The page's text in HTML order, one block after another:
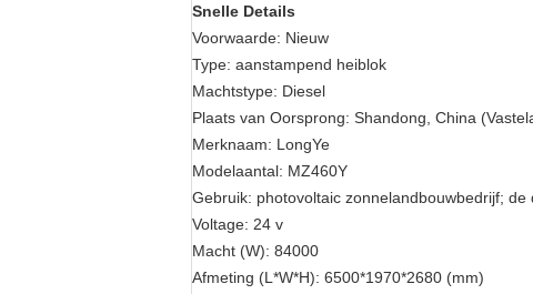
Snelle Details
Voorwaarde: Nieuw
Type: aanstampend heiblok
Machtstype: Diesel
Plaats van Oorsprong: Shandong, China
Merknaam: LongYe
Modelaantal: MZ460Y
Gebruik: photovoltaic zonnelandbouwbedrijf;
Voltage: 24 v
Macht (W): 84000
Afmeting (L*W*H): 6500*1970*2680 (mm)